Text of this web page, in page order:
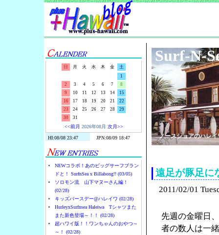
日 月 火 水 木 金
土
1
2
3 4 5 6 7
8
9
10 11 12 13 14
15
16
17 18 19 20 21
22
23
24 25 26 27 28
29
30
31
<<前月 2026年08月 次月>>
NEWコラボ！あのビッグサーフブラン
ドと！ SurfnSea x Billabong!! (03/05)
ソロモン流 山下マヌーさん編！
(02/28)
キッズバースデー@ハレイワ (02/28)
HurleyxSurfnsea Haleiwa Tシャツまた
また新色登場～！！ (02/28)
超ハワイ版！！ワンちゃんのおやつ～
～！ (02/28)
Surf-N-
ノースショアのハレ
遠足が豚足に
2011/02/01
先週の金曜日
者の数人は一